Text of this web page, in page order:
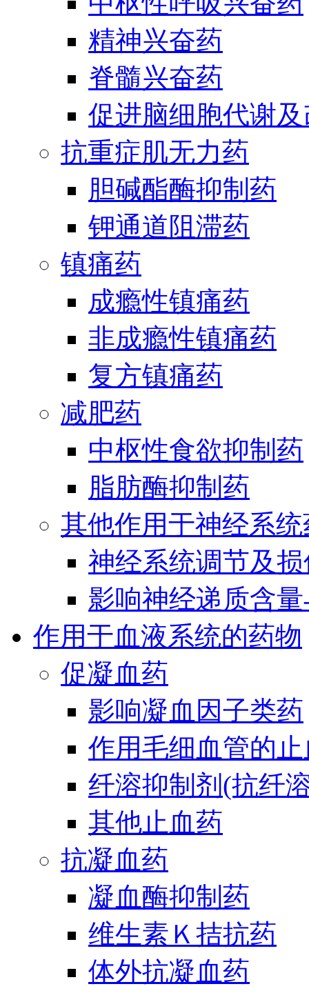
精神兴奋药
脊髓兴奋药
促进脑细胞代谢
抗重症肌无力药
胆碱酯酶抑制药
钾通道阻滞药
镇痛药
成瘾性镇痛药
非成瘾性镇痛药
复方镇痛药
减肥药
中枢性食欲抑制药
脂肪酶抑制药
其他作用于神经系统
神经系统调节及
影响神经递质含
作用于血液系统的药物
促凝血药
影响凝血因子类药
作用毛细血管的
纤溶抑制剂(抗纤
其他止血药
抗凝血药
凝血酶抑制药
维生素Ｋ拮抗药
体外抗凝血药